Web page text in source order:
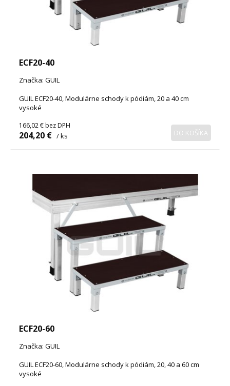
ECF20-40
Značka: GUIL
GUIL ECF20-40, Modulárne schody k pódiám, 20 a 40 cm
vysoké
166,02 € bez DPH
204,20 € / ks DO KOŠÍKA
ECF20-60
Značka: GUIL
GUIL ECF20-60, Modulárne schody k pódiám, 20, 40 a 60 cm
vysoké